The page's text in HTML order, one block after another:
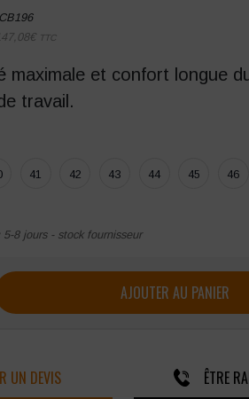
€ TTC
maximale et confort longue
travail.
41 42 43 44 45 46
5-8 jours - stock fournisseur
de sécurité Uniwork King
AJOUTER AU PANIER
UN DEVIS ÊTRE